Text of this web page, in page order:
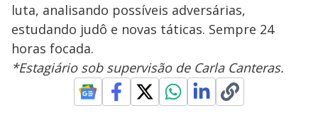
luta, analisando possíveis adversárias,
estudando judô e novas táticas. Sempre 24
horas focada.
*Estagiário sob supervisão de Carla Canteras.